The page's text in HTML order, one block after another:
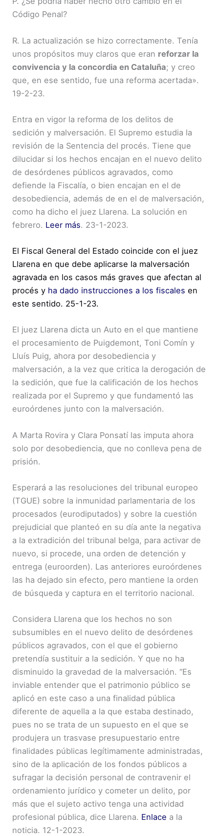
Código Penal?
R. La actualización se hizo correctamente. Tenía
unos propósitos muy claros que eran reforzar la
convivencia y la concordia en Cataluña; y creo
que, en ese sentido, fue una reforma acertada».
19-2-23.
Entra en vigor la reforma de los delitos de
sedición y malversación. El Supremo estudia la
revisión de la Sentencia del procés. Tiene que
dilucidar si los hechos encajan en el nuevo delito
de desórdenes públicos agravados, como
defiende la Fiscalía, o bien encajan en el de
desobediencia, además de en el de malversación,
como ha dicho el juez Llarena. La solución en
febrero. Leer más. 23-1-2023.
El Fiscal General del Estado coincide con el juez
Llarena en que debe aplicarse la malversación
agravada en los casos más graves que afectan al
procés y ha dado instrucciones a los fiscales en
este sentido. 25-1-23.
El juez Llarena dicta un Auto en el que mantiene
el procesamiento de Puigdemont, Toni Comín y
Lluís Puig, ahora por desobediencia y
malversación, a la vez que critica la derogación de
la sedición, que fue la calificación de los hechos
realizada por el Supremo y que fundamentó las
euroórdenes junto con la malversación.
A Marta Rovira y Clara Ponsatí las imputa ahora
solo por desobediencia, que no conlleva pena de
prisión.
Esperará a las resoluciones del tribunal europeo
(TGUE) sobre la inmunidad parlamentaria de los
procesados (eurodiputados) y sobre la cuestión
prejudicial que planteó en su día ante la negativa
a la extradición del tribunal belga, para activar de
nuevo, si procede, una orden de detención y
entrega (euroorden). Las anteriores euroórdenes
las ha dejado sin efecto, pero mantiene la orden
de búsqueda y captura en el territorio nacional.
Considera Llarena que los hechos no son
subsumibles en el nuevo delito de desórdenes
públicos agravados, con el que el gobierno
pretendía sustituir a la sedición. Y que no ha
disminuido la gravedad de la malversación. “Es
inviable entender que el patrimonio público se
aplicó en este caso a una finalidad pública
diferente de aquella a la que estaba destinado,
pues no se trata de un supuesto en el que se
produjera un trasvase presupuestario entre
finalidades públicas legítimamente administradas,
sino de la aplicación de los fondos públicos a
sufragar la decisión personal de contravenir el
ordenamiento jurídico y cometer un delito, por
más que el sujeto activo tenga una actividad
profesional pública, dice Llarena. Enlace a la
noticia. 12-1-2023.